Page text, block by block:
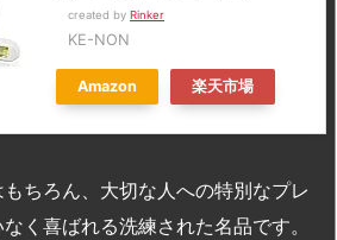
created by Rinker
KE-NON
Amazon 楽天市場
ちろん、大切な人への特別なプレ
く喜ばれる洗練された名品です。